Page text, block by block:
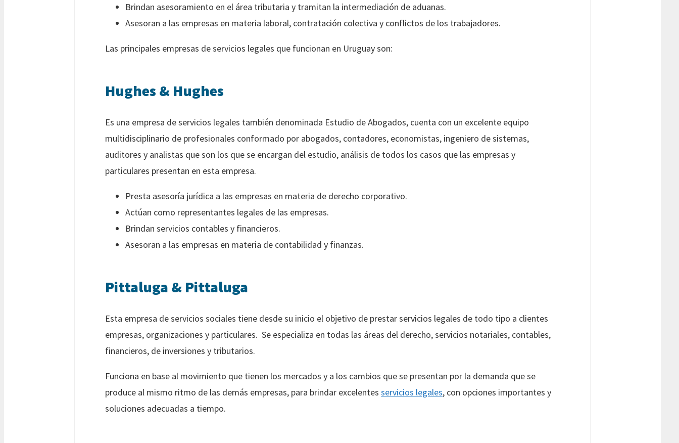
Brindan asesoramiento en el área tributaria y tramitan la intermediación de aduanas.
Asesoran a las empresas en materia laboral, contratación colectiva y conflictos de los trabajadores.
Las principales empresas de servicios legales que funcionan en Uruguay son:
Hughes & Hughes
Es una empresa de servicios legales también denominada Estudio de Abogados, cuenta con un excelente equipo
multidisciplinario de profesionales conformado por abogados, contadores, economistas, ingeniero de sistemas,
auditores y analistas que son los que se encargan del estudio, análisis de todos los casos que las empresas y
particulares presentan en esta empresa.
Presta asesoría jurídica a las empresas en materia de derecho corporativo.
Actúan como representantes legales de las empresas.
Brindan servicios contables y financieros.
Asesoran a las empresas en materia de contabilidad y finanzas.
Pittaluga & Pittaluga
Esta empresa de servicios sociales tiene desde su inicio el objetivo de prestar servicios legales de todo tipo a clientes
empresas, organizaciones y particulares. Se especializa en todas las áreas del derecho, servicios notariales, contables,
financieros, de inversiones y tributarios.
Funciona en base al movimiento que tienen los mercados y a los cambios que se presentan por la demanda que se
produce al mismo ritmo de las demás empresas, para brindar excelentes servicios legales, con opciones importantes y
soluciones adecuadas a tiempo.